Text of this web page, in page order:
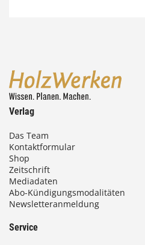
0
Verlag
Das Team
Kontaktformular
Shop
Zeitschrift
Mediadaten
Abo-Kündigungsmodalitäten
Newsletteranmeldung
Service